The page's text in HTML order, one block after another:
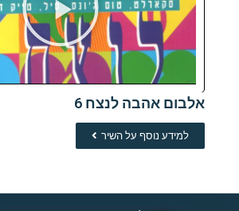
אלבום אהבה לנצח 6
למידע נוסף על השיר